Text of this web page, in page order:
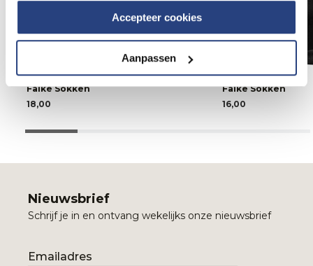
Accepteer cookies
Aanpassen
Falke Sokken
18,00
Falke Sokken
16,00
Nieuwsbrief
Schrijf je in en ontvang wekelijks onze nieuwsbrief
Email